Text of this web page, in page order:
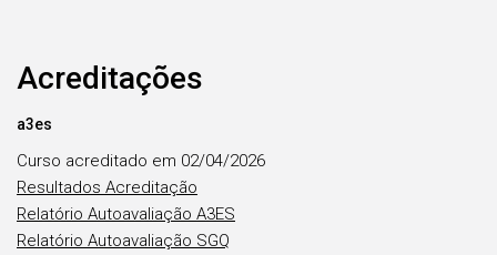
Acreditações
a3es
Curso acreditado em 02/04/2026
Resultados Acreditação
Relatório Autoavaliação A3ES
Relatório Autoavaliação SGQ